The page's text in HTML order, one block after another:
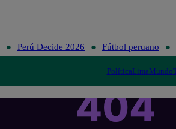
Perú Decide 2026 Fútbol peruano
PolíticaLimaMundo